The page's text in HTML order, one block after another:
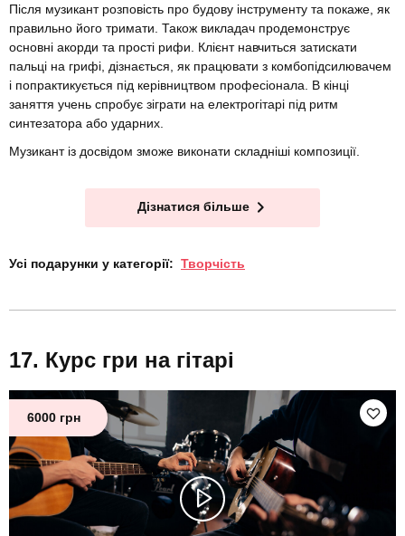
Після музикант розповість про будову інструменту та покаже, як
правильно його тримати. Також викладач продемонструє
основні акорди та прості рифи. Клієнт навчиться затискати
пальці на грифі, дізнається, як працювати з комбопідсилювачем
і попрактикується під керівництвом професіонала. В кінці
заняття учень спробує зіграти на електрогітарі під ритм
синтезатора або ударних.
Музикант із досвідом зможе виконати складніші композиції.
Дізнатися більше
Усі подарунки у категорії: Творчість
Курс гри на гітарі
6000 грн